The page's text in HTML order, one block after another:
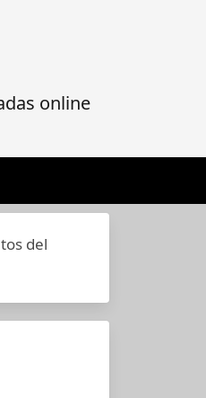
online
del